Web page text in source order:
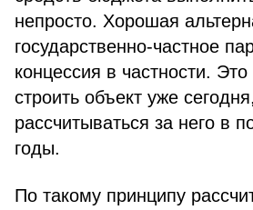
непросто. Хорошая
государственно-частное
концессия в частности. Это
строить объект уже
рассчитываться за него в
годы.
По такому принципу